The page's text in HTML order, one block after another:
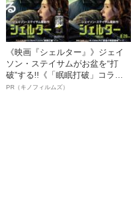
《映画『シェルター』》ジェイ
ソン・ステイサムがお盆を“打
破”する!!《「眠眠打破」コラ
ボ》
PR（キノフィルムズ）